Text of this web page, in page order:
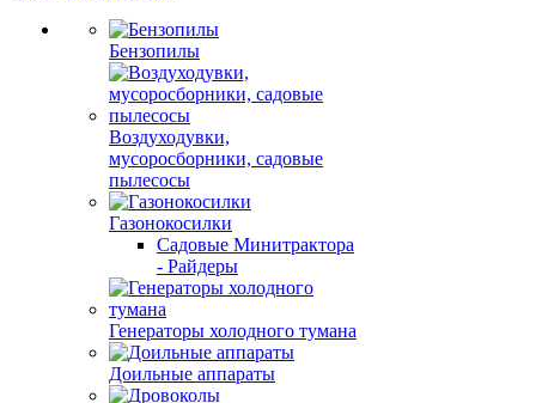
Бензопилы
Воздуходувки,
мусоросборники, cадовые
пылесосы
Газонокосилки
Садовые Минитрактора
- Райдеры
Генераторы холодного тумана
Доильные аппараты